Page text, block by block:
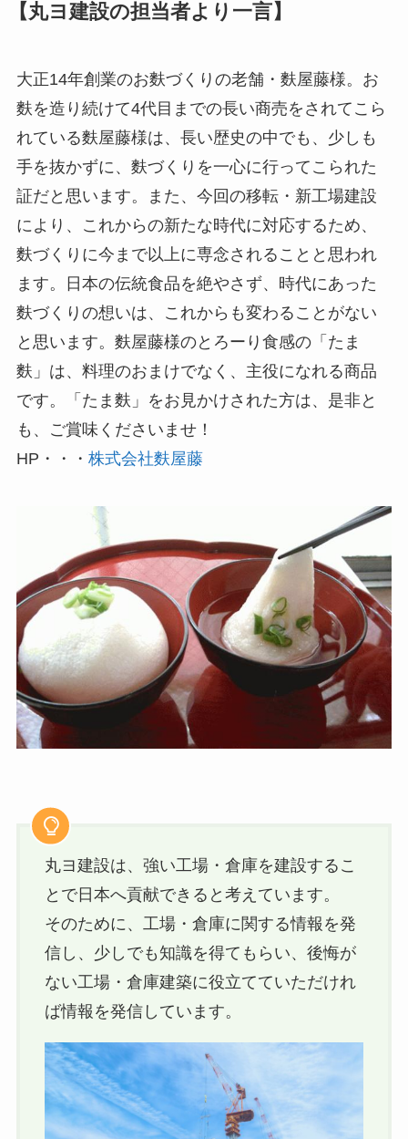
【丸ヨ建設の担当者より一言】
大正14年創業のお麩づくりの老舗・麩屋藤様。お
麩を造り続けて4代目までの長い商売をされてこら
れている麩屋藤様は、長い歴史の中でも、少しも
手を抜かずに、麩づくりを一心に行ってこられた
証だと思います。また、今回の移転・新工場建設
により、これからの新たな時代に対応するため、
麩づくりに今まで以上に専念されることと思われ
ます。日本の伝統食品を絶やさず、時代にあった
麩づくりの想いは、これからも変わることがない
と思います。麩屋藤様のとろーり食感の「たま
麩」は、料理のおまけでなく、主役になれる商品
です。「たま麩」をお見かけされた方は、是非と
も、ご賞味くださいませ！
HP・・・ 株式会社麩屋藤
丸ヨ建設は、強い工場・倉庫を建設するこ
とで日本へ貢献できると考えています。
そのために、工場・倉庫に関する情報を発
信し、少しでも知識を得てもらい、後悔が
ない工場・倉庫建築に役立てていただけれ
ば情報を発信しています。